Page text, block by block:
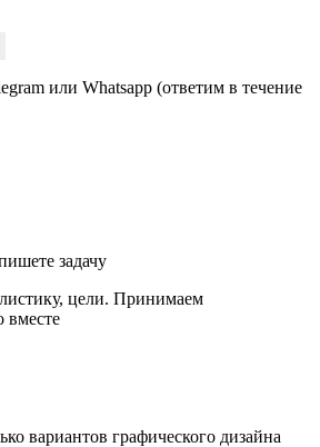
или Whatsapp (ответим в течение
задачу
цели. Принимаем
вместе
вариантов графического дизайна